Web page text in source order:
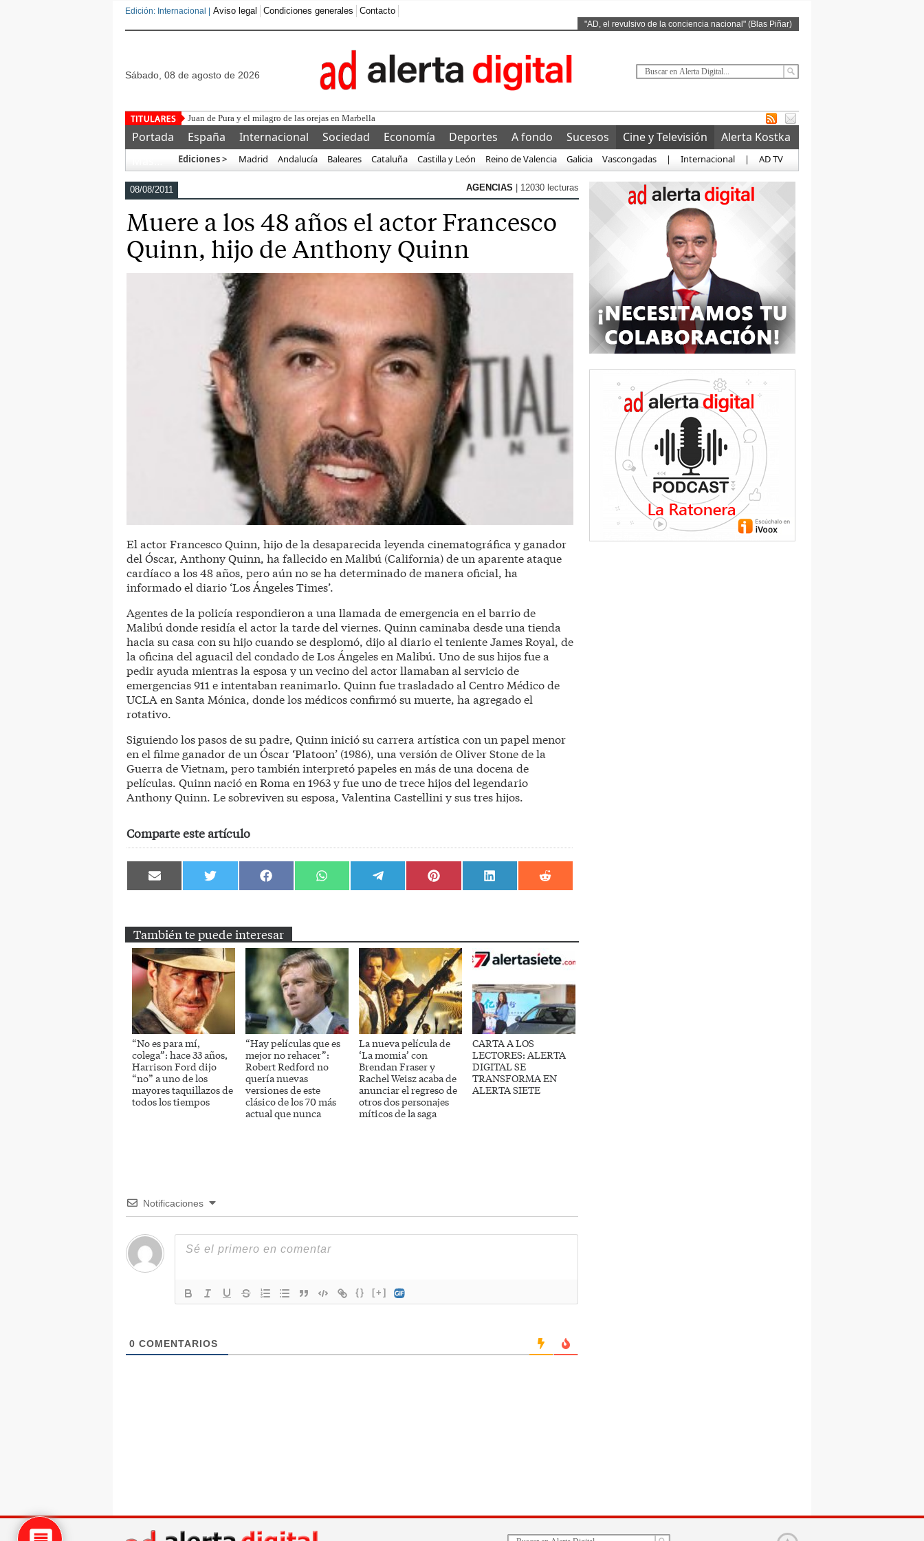
Edición: Internacional | Aviso legal Condiciones generales Contacto
"AD, el revulsivo de la conciencia nacional" (Blas Piñar)
sábado, 08 de agosto de 2026
Juan de Pura y el milagro de las orejas en Marbella
Portada España Internacional Sociedad Economía Deportes A fondo Sucesos Cine y Televisión
Alerta Kostka
Ediciones > Madrid Andalucía Baleares Cataluña Castilla y León Reino de Valencia Galicia Vascongadas | Internacional | AD TV
08/08/2011 AGENCIAS | 12030 lecturas
Muere a los 48 años el actor Francesco
Quinn, hijo de Anthony Quinn
El actor Francesco Quinn, hijo de la desaparecida leyenda cinematográfica y ganador
del Óscar, Anthony Quinn, ha fallecido en Malibú (California) de un aparente ataque
cardíaco a los 48 años, pero aún no se ha determinado de manera oficial, ha
informado el diario ‘Los Ángeles Times’.
Agentes de la policía respondieron a una llamada de emergencia en el barrio de
Malibú donde residía el actor la tarde del viernes. Quinn caminaba desde una tienda
hacia su casa con su hijo cuando se desplomó, dijo al diario el teniente James Royal, de
la oficina del aguacil del condado de Los Ángeles en Malibú. Uno de sus hijos fue a
pedir ayuda mientras la esposa y un vecino del actor llamaban al servicio de
emergencias 911 e intentaban reanimarlo. Quinn fue trasladado al Centro Médico de
UCLA en Santa Mónica, donde los médicos confirmó su muerte, ha agregado el
rotativo.
Siguiendo los pasos de su padre, Quinn inició su carrera artística con un papel menor
en el filme ganador de un Óscar ‘Platoon’ (1986), una versión de Oliver Stone de la
Guerra de Vietnam, pero también interpretó papeles en más de una docena de
películas. Quinn nació en Roma en 1963 y fue uno de trece hijos del legendario
Anthony Quinn. Le sobreviven su esposa, Valentina Castellini y sus tres hijos.
Comparte este artículo
Compartir
en
Compartir
en
Compartir
en
Compartir
en
Compartir
en
Compartir
en
Compartir
en
Compartir
en
También te puede interesar
“No es para mí,
colega”: hace 33 años,
Harrison Ford dijo
“no” a uno de los
mayores taquillazos de
todos los tiempos
“Hay películas que es
mejor no rehacer”:
Robert Redford no
quería nuevas
versiones de este
clásico de los 70 más
actual que nunca
La nueva película de
‘La momia’ con
Brendan Fraser y
Rachel Weisz acaba de
anunciar el regreso de
otros dos personajes
míticos de la saga
CARTA A LOS
LECTORES: ALERTA
DIGITAL SE
TRANSFORMA EN
ALERTA SIETE
Notificaciones
{} [+]
0 COMENTARIOS